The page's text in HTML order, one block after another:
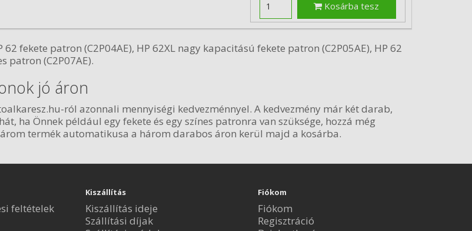
Kosárba tesz
fekete patron (C2P04AE), HP 62XL nagy kapacitású fekete patron (C2P05AE), HP 62
patron (C2P07AE).
jó áron
ról azonnali mennyiségi kedvezménnyel. A kedvezmény már két darab,
ha Önnek például egy fekete és egy színes patronra van szüksége, hozzá még
termék automatikusa a három darabos áron kerül majd a kosárba.
feltételek
Kiszállítás
Kiszállítás ideje
Szállítási díjak
Fiókom
Fiókom
Regisztráció